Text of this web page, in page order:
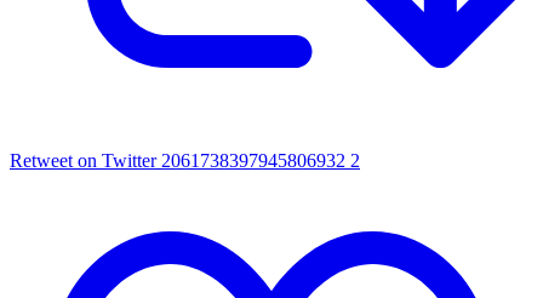
Retweet on Twitter 2061738397945806932 2